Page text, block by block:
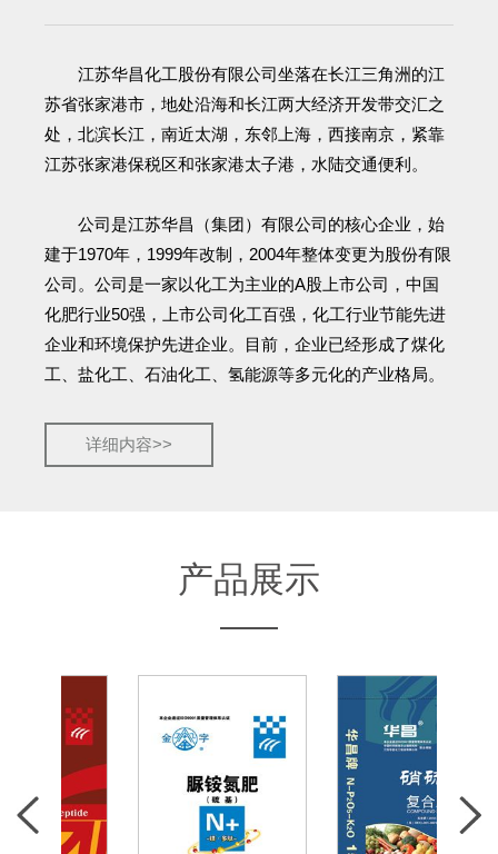
江苏华昌化工股份有限公司坐落在长江三角洲的江
苏省张家港市，地处沿海和长江两大经济开发带交汇之
处，北滨长江，南近太湖，东邻上海，西接南京，紧靠
江苏张家港保税区和张家港太子港，水陆交通便利。
公司是江苏华昌（集团）有限公司的核心企业，始
建于1970年，1999年改制，2004年整体变更为股份有限
公司。公司是一家以化工为主业的A股上市公司，中国
化肥行业50强，上市公司化工百强，化工行业节能先进
企业和环境保护先进企业。目前，企业已经形成了煤化
工、盐化工、石油化工、氢能源等多元化的产业格局。
详细内容>>
产品展示